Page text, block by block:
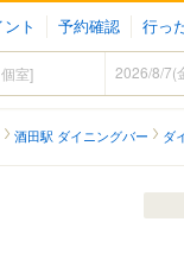
ト 予約確認 行っ
酒田駅 ダイニングバー ダ